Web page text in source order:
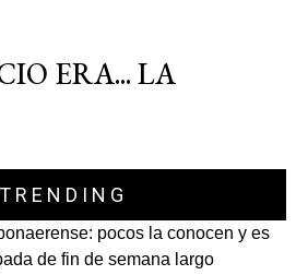
ERA... LA
TRENDING